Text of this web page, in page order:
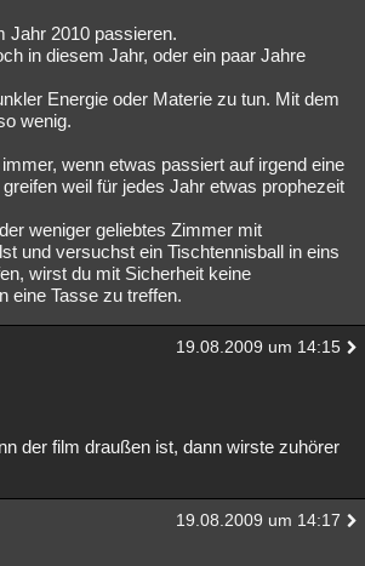
Jahr 2010 passieren.
in diesem Jahr, oder ein paar Jahre
Energie oder Materie zu tun. Mit dem
wenig.
wenn etwas passiert auf irgend eine
weil für jedes Jahr etwas prophezeit
weniger geliebtes Zimmer mit
und versuchst ein Tischtennisball in eins
wirst du mit Sicherheit keine
eine Tasse zu treffen.
19.08.2009 um 14:15
der film draußen ist, dann wirste zuhörer
19.08.2009 um 14:17